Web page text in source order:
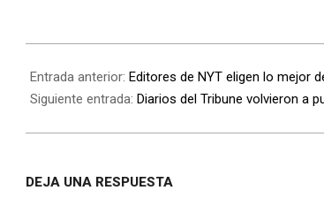
Entrada anterior: Editores de NYT eligen lo mejor
Siguiente entrada: Diarios del Tribune volvieron a
DEJA UNA RESPUESTA